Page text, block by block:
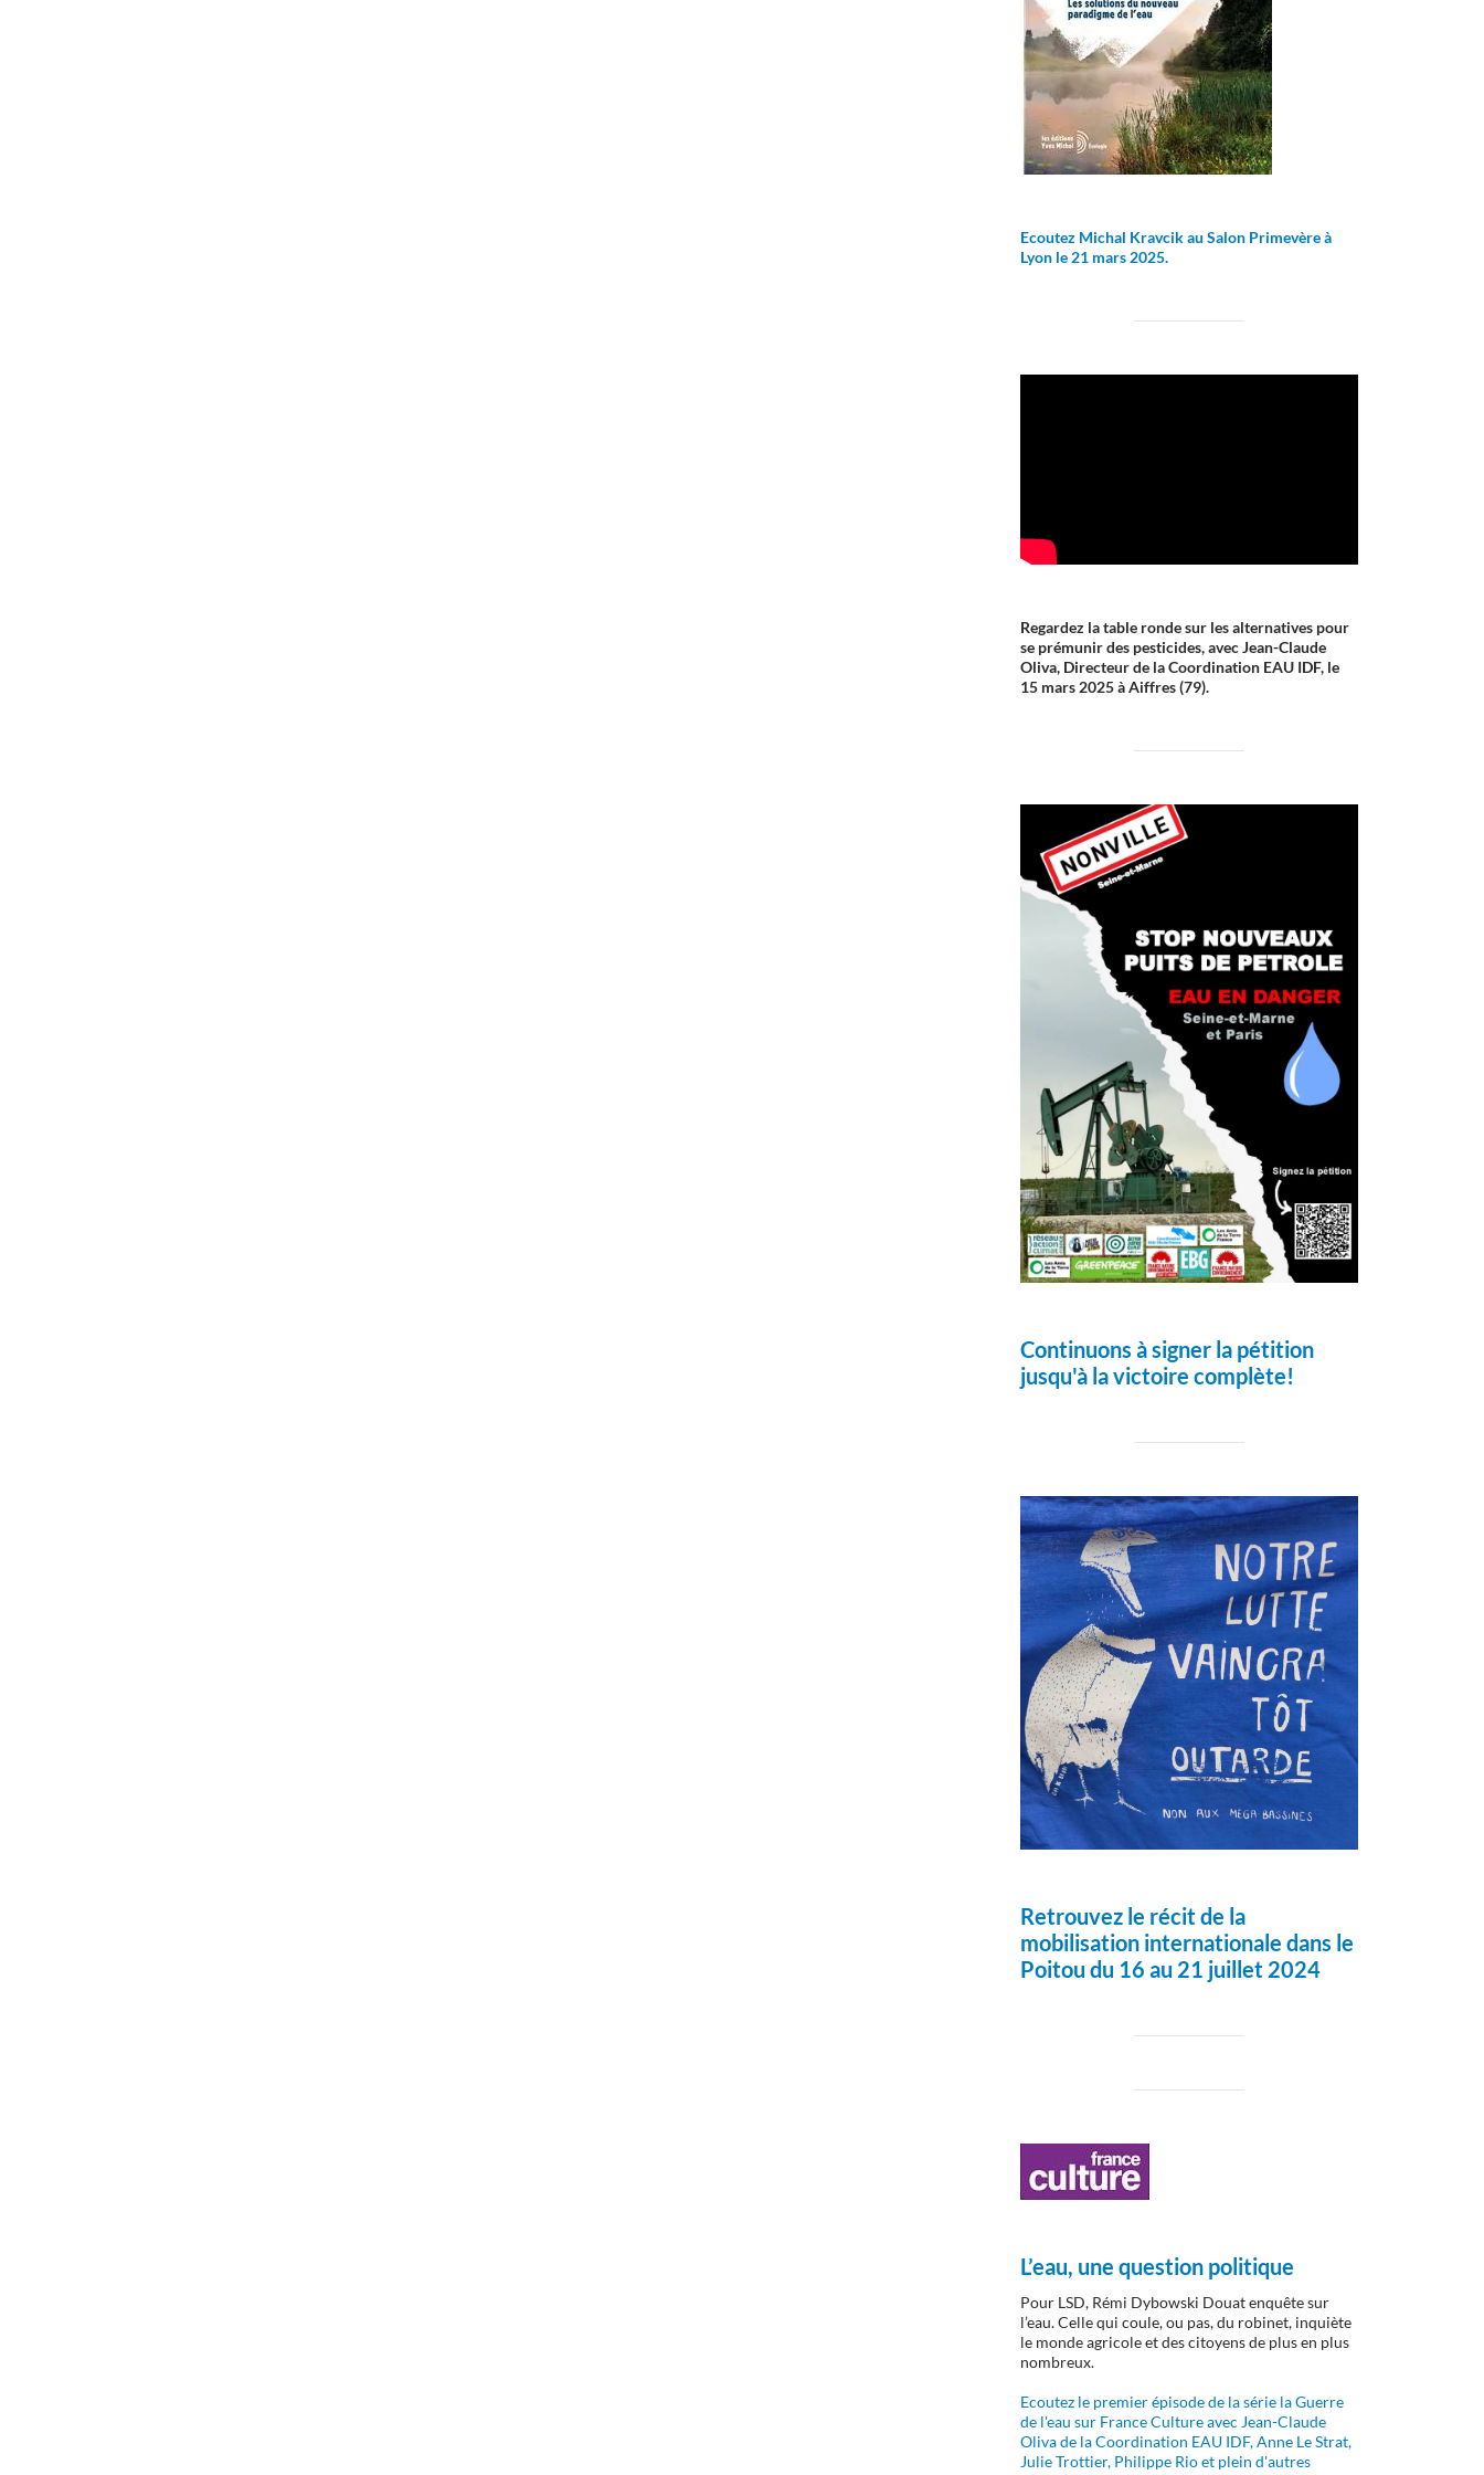
Ecoutez Michal Kravcik au Salon Primevère à
Lyon le 21 mars 2025.
Regardez la table ronde sur les alternatives pour
se prémunir des pesticides, avec Jean-Claude
Oliva, Directeur de la Coordination EAU IDF, le
15 mars 2025 à Aiffres (79).
Continuons à signer la pétition
jusqu'à la victoire complète!
Retrouvez le récit de la
mobilisation internationale dans le
Poitou du 16 au 21 juillet 2024
L’eau, une question politique
Pour LSD, Rémi Dybowski Douat enquête sur
l’eau. Celle qui coule, ou pas, du robinet, inquiète
le monde agricole et des citoyens de plus en plus
nombreux.
Ecoutez le premier épisode de la série la Guerre
de l'eau sur France Culture avec Jean-Claude
Oliva de la Coordination EAU IDF, Anne Le Strat,
Julie Trottier, Philippe Rio et plein d'autres